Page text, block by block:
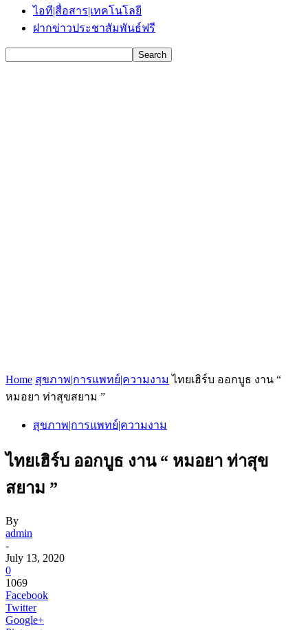
ไอที|สื่อสาร|เทคโนโลยี
ฝากข่าวประชาสัมพันธ์ฟรี
Home สุขภาพ|การแพทย์|ความงาม ไทยเฮิร์บ ออกบูธ งาน “
หมอยา ท่าสุขสยาม ”
สุขภาพ|การแพทย์|ความงาม
ไทยเฮิร์บ ออกบูธ งาน “ หมอยา ท่าสุข
สยาม ”
By
admin
-
July 13, 2020
0
1069
Facebook
Twitter
Google+